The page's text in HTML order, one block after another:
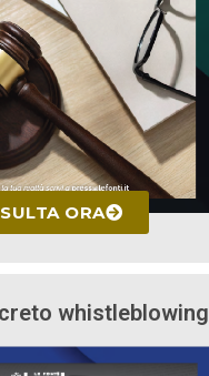
ORA
whistleblowing